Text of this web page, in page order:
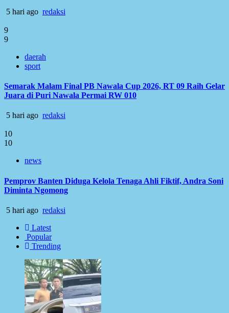
5 hari ago redaksi
9
9
daerah
sport
Semarak Malam Final PB Nawala Cup 2026, RT 09 Raih Gelar
Juara di Puri Nawala Permai RW 010
5 hari ago redaksi
10
10
news
Pemprov Banten Diduga Kelola Tenaga Ahli Fiktif, Andra Soni
Diminta Ngomong
5 hari ago redaksi
Latest
Popular
Trending